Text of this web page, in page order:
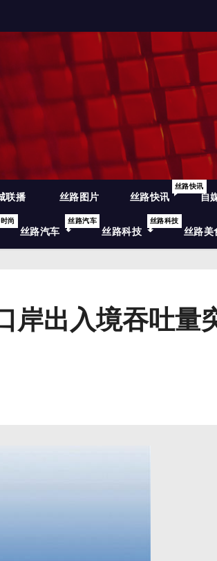
联播 丝路图片 丝路快讯
丝路快讯
自
尚
丝路汽车
丝路汽车
丝路科技
丝路科技
丝路美
岸出入境吞吐量